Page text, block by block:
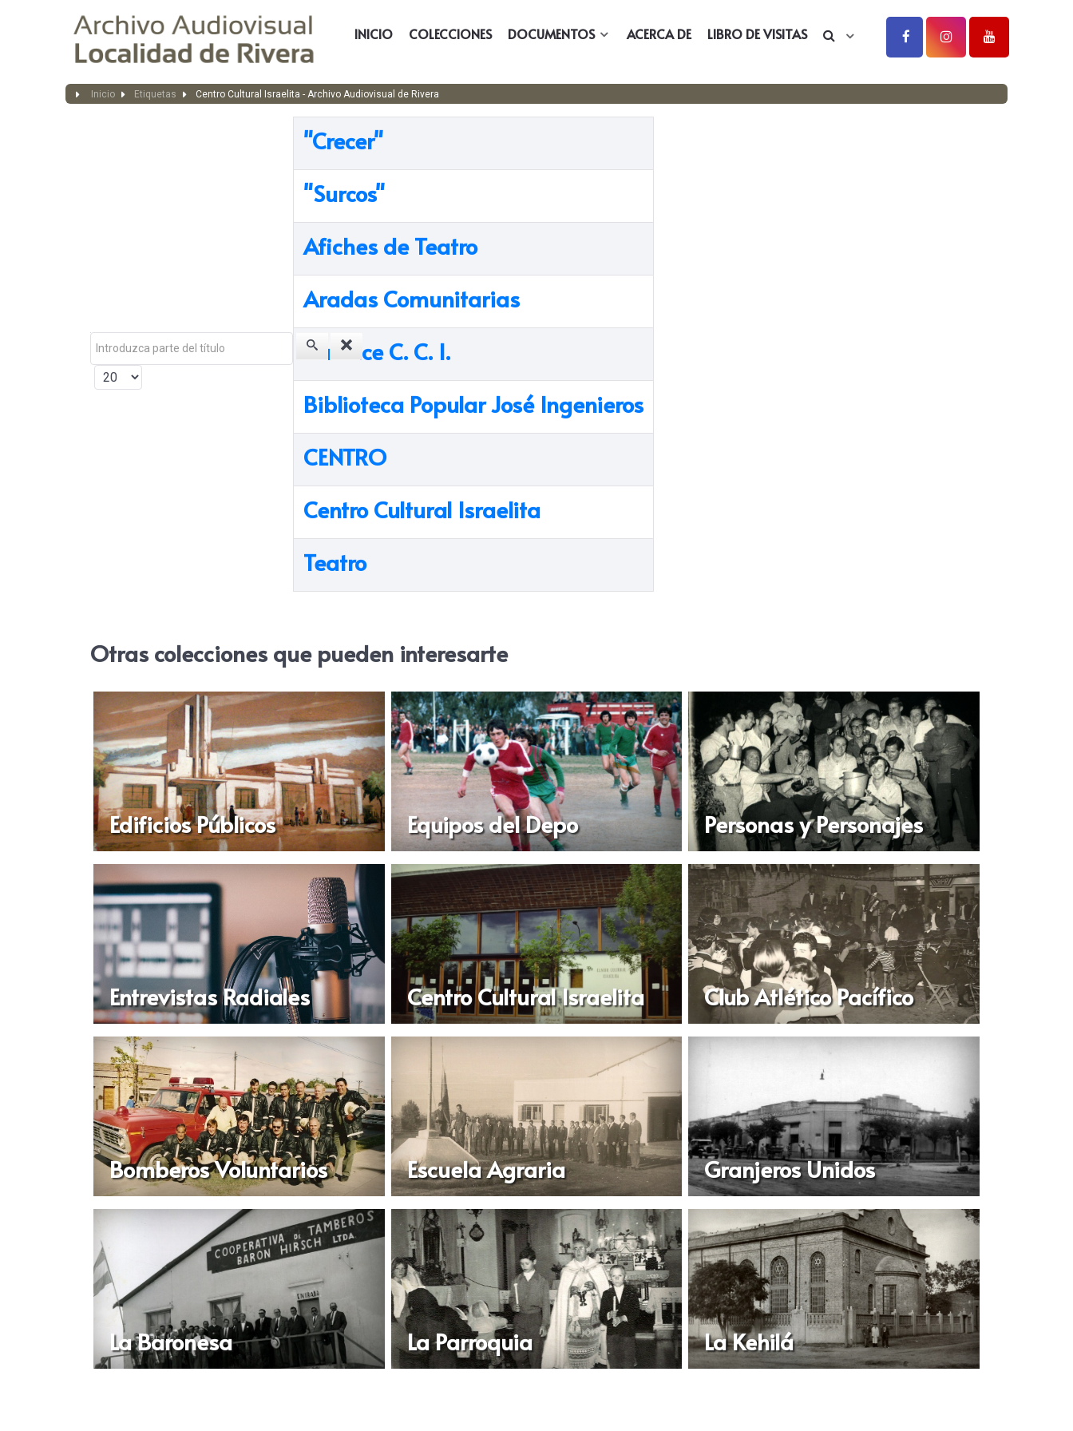
INICIO COLECCIONES DOCUMENTOS ACERCA DE LIBRO DE VISITAS
Inicio Etiquetas Centro Cultural Israelita - Archivo Audiovisual de Rivera
Introduzca parte del título
Cantidad a mostrar
"Crecer"
"Surcos"
Afiches de Teatro
Aradas Comunitarias
Balance C. C. I.
Biblioteca Popular José Ingenieros
CENTRO
Centro Cultural Israelita
Teatro
Otras colecciones que pueden interesarte
Edificios Públicos Equipos del Depo Personas y Personajes
Entrevistas Radiales Centro Cultural Israelita Club Atlético Pacífico
Bomberos Voluntarios Escuela Agraria Granjeros Unidos
La Baronesa La Parroquia La Kehilá